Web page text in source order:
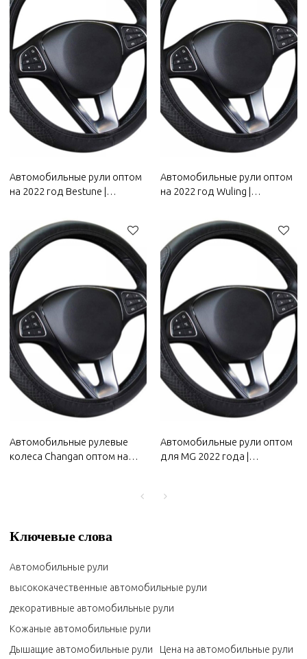
Автомобильные рули оптом
на 2022 год Bestune |
устойчивые к поту, легко
регулируются, хороший
комфорт | Автозапчасти для
кузова Bestune
Автомобильные рули оптом
на 2022 год Wuling |
устойчивые к поту, легко
регулируются, хороший
комфорт | Автозапчасти для
кузова Wuling
Автомобильные рулевые
колеса Changan оптом на
кузова Changan
Автомобильные рули оптом
для MG 2022 года |
регулируются, хороший
Ключевые слова
Автомобильные рули
высококачественные автомобильные рули
декоративные автомобильные рули
Кожаные автомобильные рули
Дышащие автомобильные рули
Цена на автомобильные рули